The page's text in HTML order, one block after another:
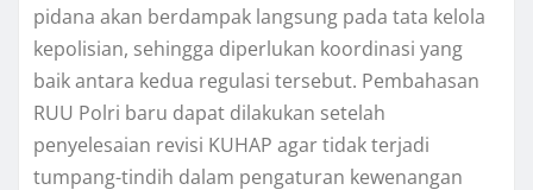
pidana akan berdampak langsung pada tata kelola
kepolisian, sehingga diperlukan koordinasi yang
baik antara kedua regulasi tersebut. Pembahasan
RUU Polri baru dapat dilakukan setelah
penyelesaian revisi KUHAP agar tidak terjadi
tumpang-tindih dalam pengaturan kewenangan